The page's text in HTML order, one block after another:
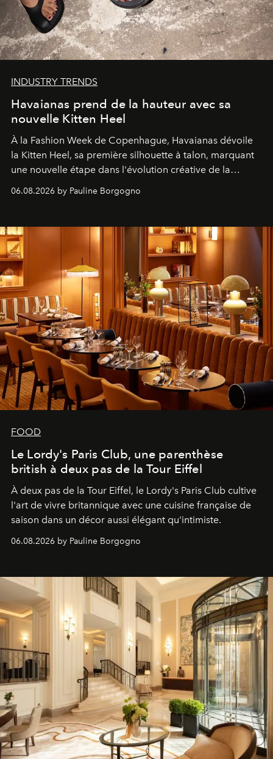
INDUSTRY TRENDS
Havaianas prend de la hauteur avec sa
nouvelle Kitten Heel
À la Fashion Week de Copenhague, Havaianas dévoile
la Kitten Heel, sa première silhouette à talon, marquant
une nouvelle étape dans l'évolution créative de la
06.08.2026 by Pauline Borgogno
FOOD
Le Lordy's Paris Club, une parenthèse
british à deux pas de la Tour Eiffel
À deux pas de la Tour Eiffel, le Lordy's Paris Club cultive
l'art de vivre britannique avec une cuisine française de
saison dans un décor aussi élégant qu'intimiste.
06.08.2026 by Pauline Borgogno